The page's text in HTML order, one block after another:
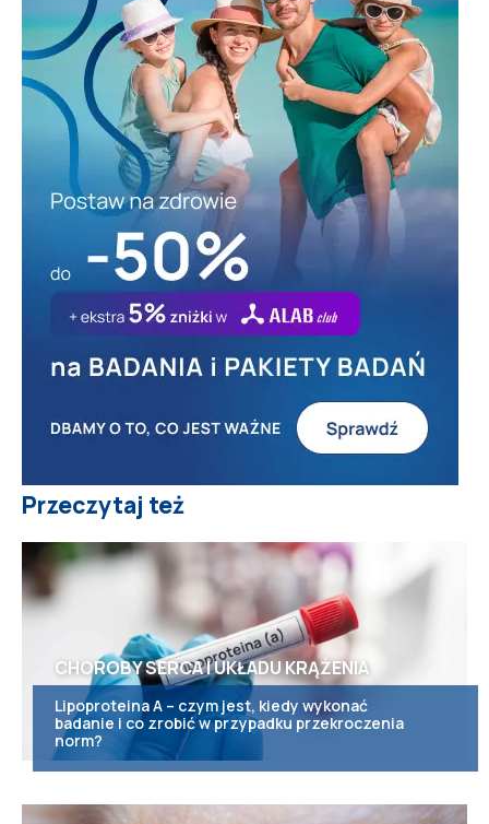
Przeczytaj też
CHOROBY SERCA I UKŁADU KRĄŻENIA
Lipoproteina A – czym jest, kiedy wykonać
badanie i co zrobić w przypadku przekroczenia
norm?